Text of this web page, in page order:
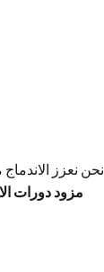
نحن نعزز